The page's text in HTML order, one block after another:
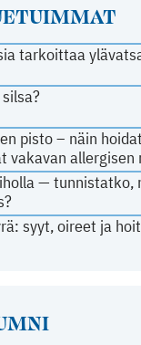
tarkoittaa
pisto – näin
vakavan allergisen
— tunnistatko,
syyt, oireet ja